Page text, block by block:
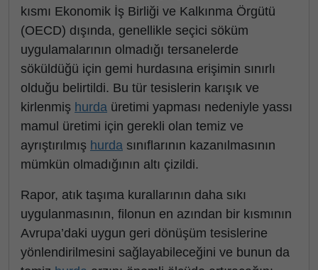
kısmı Ekonomik İş Birliği ve Kalkınma Örgütü
(OECD) dışında, genellikle seçici söküm
uygulamalarının olmadığı tersanelerde
söküldüğü için gemi hurdasına erişimin sınırlı
olduğu belirtildi. Bu tür tesislerin karışık ve
kirlenmiş hurda üretimi yapması nedeniyle yassı
mamul üretimi için gerekli olan temiz ve
ayrıştırılmış hurda sınıflarının kazanılmasının
mümkün olmadığının altı çizildi.
Rapor, atık taşıma kurallarının daha sıkı
uygulanmasının, filonun en azından bir kısmının
Avrupa’daki uygun geri dönüşüm tesislerine
yönlendirilmesini sağlayabileceğini ve bunun da